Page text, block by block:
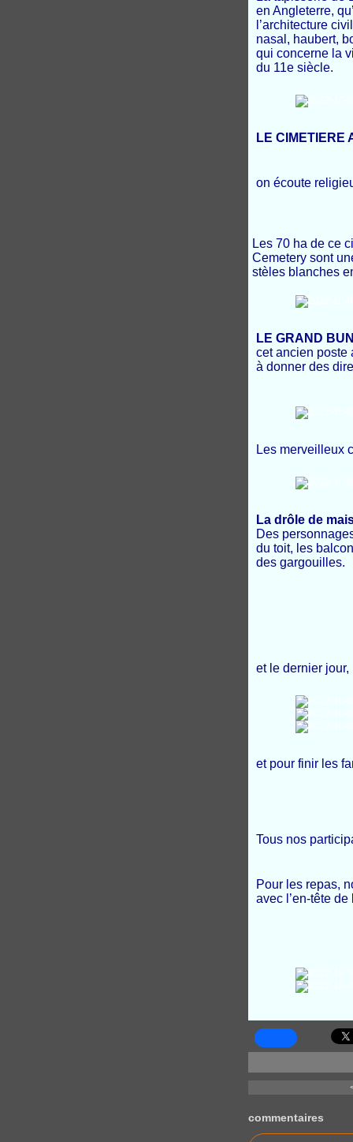
en Angleterre,
l’architecture
nasal, haubert,
qui concerne la
du 11e siècle.
LE CIMETIERE
on écoute
Les 70 ha de ce
Cemetery sont
stèles blanches
LE GRAND
cet ancien poste
à donner des
Les merveilleux
La drôle de
Des
du toit, les
des gargouilles.
et le dernier
et pour finir les
Tous nos
Pour les repas,
avec l’en-tête de
commentaires